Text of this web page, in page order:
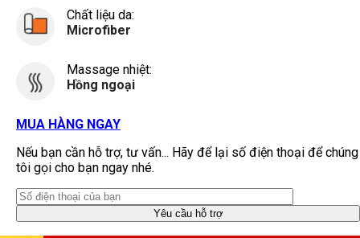
Chất liệu da:
Microfiber
Massage nhiệt:
Hồng ngoại
MUA HÀNG NGAY
Nếu bạn cần hỗ trợ, tư vấn... Hãy để lại số điện thoại để chúng
tôi gọi cho bạn ngay nhé.